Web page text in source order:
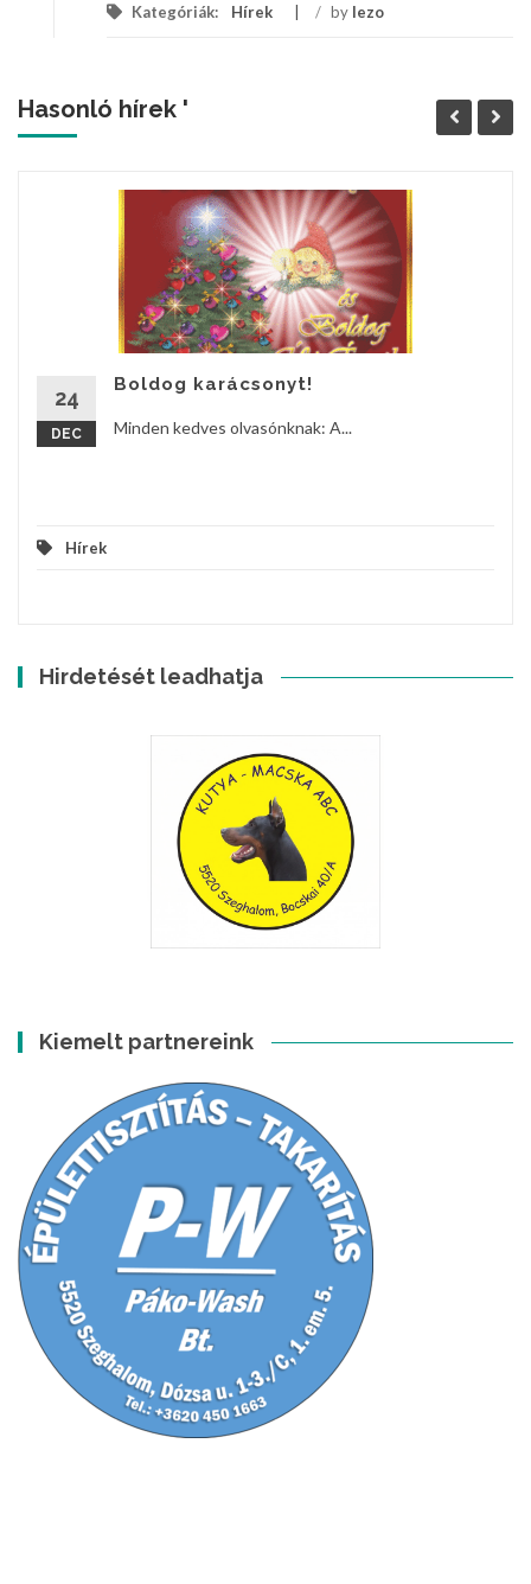
Kategóriák: Hírek / by lezo
Hasonló hírek '
24
DEC
Boldog karácsonyt!
Minden kedves olvasónknak: A...
Hírek
Hirdetését leadhatja
Kiemelt partnereink